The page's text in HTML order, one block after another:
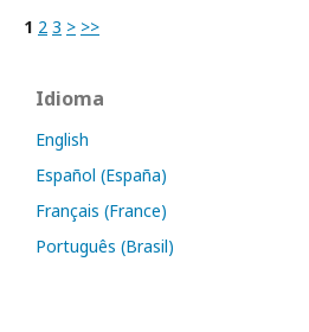
1 2 3 > >>
Idioma
English
Español (España)
Français (France)
Português (Brasil)